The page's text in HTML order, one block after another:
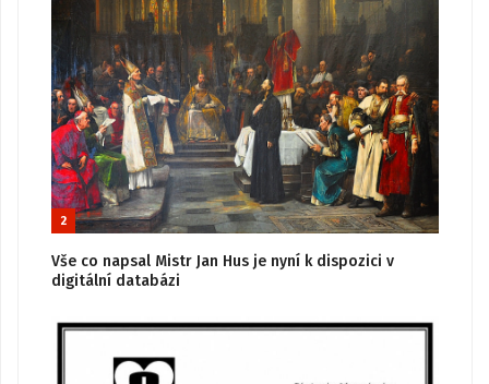
2
Vše co napsal Mistr Jan Hus je nyní k dispozici v
digitální databázi